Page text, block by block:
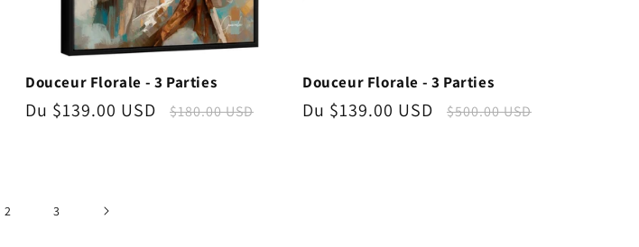
Douceur Florale - 3 Parties
Prix
Du $139.00 USD
Prix
$180.00 USD
Douceur Florale - 3 Parties
Prix
Du $139.00 USD
Prix
$500.00 USD
2 3